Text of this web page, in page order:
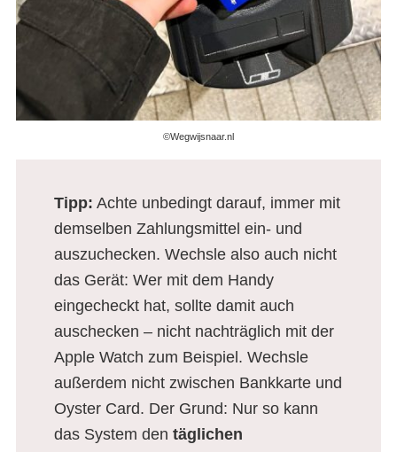
©Wegwijsnaar.nl
Tipp: Achte unbedingt darauf, immer mit
demselben Zahlungsmittel ein- und
auszuchecken. Wechsle also auch nicht
das Gerät: Wer mit dem Handy
eingecheckt hat, sollte damit auch
auschecken – nicht nachträglich mit der
Apple Watch zum Beispiel. Wechsle
außerdem nicht zwischen Bankkarte und
Oyster Card. Der Grund: Nur so kann
das System den täglichen